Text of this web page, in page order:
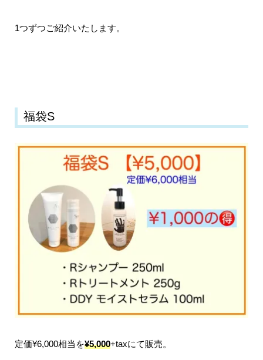
1つずつご紹介いたします。
福袋S
定価¥6,000相当を¥5,000+taxにて販売。